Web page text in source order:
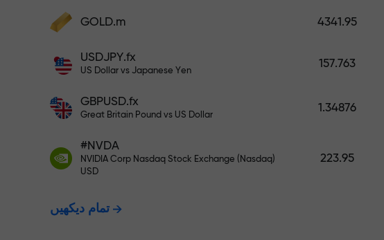
فنڈز جمع کریں اور اپنے ڈپازٹ سے 1,000 گنا بڑا
نہیں ہے۔ ڈپازٹ جتنا بڑا ہوگا، اتنا
ہی زیادہ ضرب ہوگا۔
$1,500
- ہم آپ کے
دیتے ہیں۔
X1000 تک کا بونس — مارکیٹ میں
GOLD.m 4341.95
USDJPY.fx
US Dollar vs Japanese Yen
157.763
GBPUSD.fx
Great Britain Pound vs US Dollar
1.34876
#NVDA
NVIDIA Corp Nasdaq Stock Exchange (Nasdaq)
USD
223.95
تمام دیکھیں